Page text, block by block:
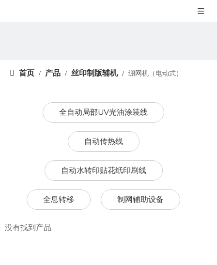
首页 / 产品 / 丝印制版辅机 / 绷网机（电动式）
全自动局部UV光油涂装线
自动传热线
自动水转印贴花纸印刷线
全息转移 制网辅助设备
没有找到产品